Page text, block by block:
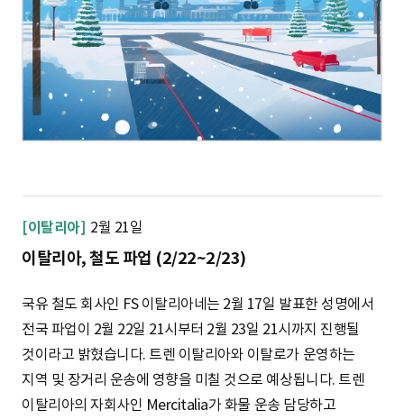
[이탈리아] 2월 21일
이탈리아, 철도 파업 (2/22~2/23)
국유 철도 회사인 FS 이탈리아네는 2월 17일 발표한 성명에서
전국 파업이 2월 22일 21시부터 2월 23일 21시까지 진행될
것이라고 밝혔습니다. 트렌 이탈리아와 이탈로가 운영하는
지역 및 장거리 운송에 영향을 미칠 것으로 예상됩니다. 트렌
이탈리아의 자회사인 Mercitalia가 화물 운송 담당하고